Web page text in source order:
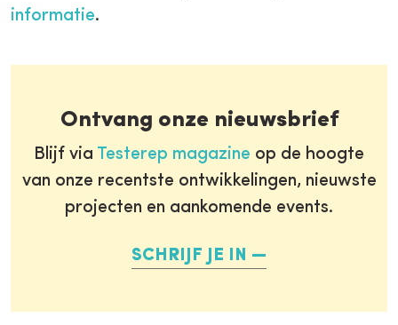
informatie.
Ontvang onze nieuwsbrief
Blijf via Testerep magazine op de hoogte
van onze recentste ontwikkelingen, nieuwste
projecten en aankomende events.
SCHRIJF JE IN